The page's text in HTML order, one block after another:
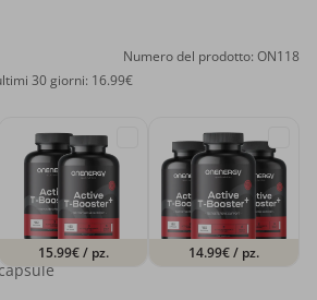
Numero del prodotto: ON118
30 giorni: 16.99€
15.99€/ pz. 14.99€/ pz.